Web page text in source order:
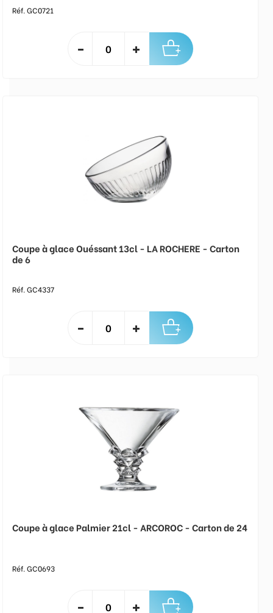
Réf. GC0721
Coupe à glace Ouéssant 13cl - LA ROCHERE - Carton
de 6
Réf. GC4337
Coupe à glace Palmier 21cl - ARCOROC - Carton de 24
Réf. GC0693